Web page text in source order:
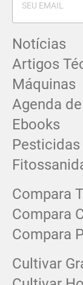
Notícias
Artigos
Máquinas
Agenda
Ebooks
Pesticidas
Compara
Compara
Compara
Cultivar